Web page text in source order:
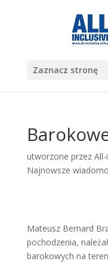
Zaznacz stronę
utworzone przez
Najnowsze
Mateusz Bernard
pochodzenia,
barokowych na